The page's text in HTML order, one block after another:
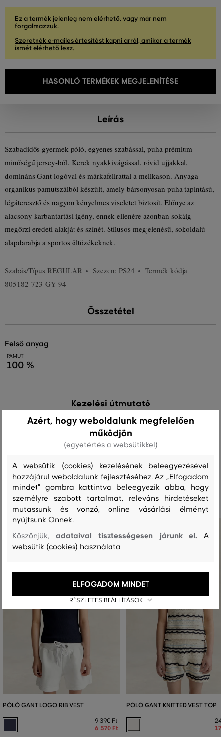
Ez a termék jelenleg nem elérhető, vagy már nem
forgalmazzuk.
Szeretnék e-mailes értesítést kapni arról, amikor a termék
ismét elérhető lesz.
HASONLÓ TERMÉKEK MEGJELENÍTÉSE
Leírás
Szabadidős gyermek póló, egyenes szabással, puha prémium
minőségű jersey-ből. Kerek nyakkivágással, rövid ujjakkal,
domináns Gant logóval és márkafelirattal a mellkason. Anyaga
organikus pamutszálból készült, amely bársonyosan puha tapintású,
légáteresztő és nagyon kényelmes viseletet biztosít. Előnye az
alacsony karbantartási igény, ennek ellenére azonban sokáig
megőrzi eredeti alakját és színét. Stílusos megjelenésű, sokoldalú
alapdarabja a sportos öltözékeknek.
Szabás/Típus REGULAR Szezon: PS24
Termék kódja
805182-723-GY-94
Összetétel
felső anyag
PAMUT
100 %
Kezelési útmutató
SZÁRÍTÁS
Ajánlott termékek
PÓLÓ GANT LOGO RIB VEST
9 390 Ft
6 570 Ft
PÓLÓ GANT KNITTED VEST TOP
Azért, hogy weboldalunk megfelelően
működjön
(egyetértés a websütikkel)
A websütik (cookies) kezelésének beleegyezésével
hozzájárul weboldalunk fejlesztéséhez. Az „Elfogadom
mindet" gombra kattintva beleegyezik abba, hogy
személyre szabott tartalmat, releváns hirdetéseket
mutassunk és vonzó, online vásárlási élményt
nyújtsunk Önnek.
Köszönjük,adataival tisztességesen járunk el.A
websütik (cookies) használata
RÉSZLETES BEÁLLÍTÁSOK
ELFOGADOM MINDET